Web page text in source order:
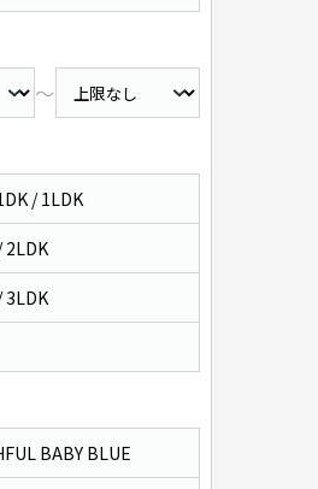
～
/ 1LDK
2LDK
3LDK
BABY BLUE